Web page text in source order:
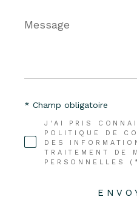
Message
*
J'AI PRIS
POLITIQUE DE
DES
TRAITEMENT DE
PERSONNELLES
* Champ obligatoire